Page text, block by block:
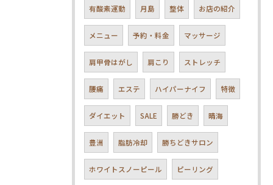
有酸素運動 月島 整体 お店の紹介
メニュー 予約・料金 マッサージ
肩甲骨はがし 肩こり ストレッチ
腰痛 エステ ハイパーナイフ 特徴
ダイエット SALE 勝どき 晴海
豊洲 脂肪冷却 勝ちどきサロン
ホワイトスノーピール ピーリング